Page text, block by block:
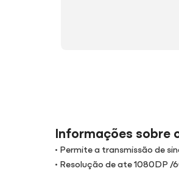
Informações sobre
• Permite a transmissão de
• Resolução de ate 1080DP /